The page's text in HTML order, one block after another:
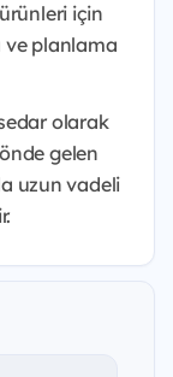
için
ve planlama
olarak
gelen
uzun vadeli